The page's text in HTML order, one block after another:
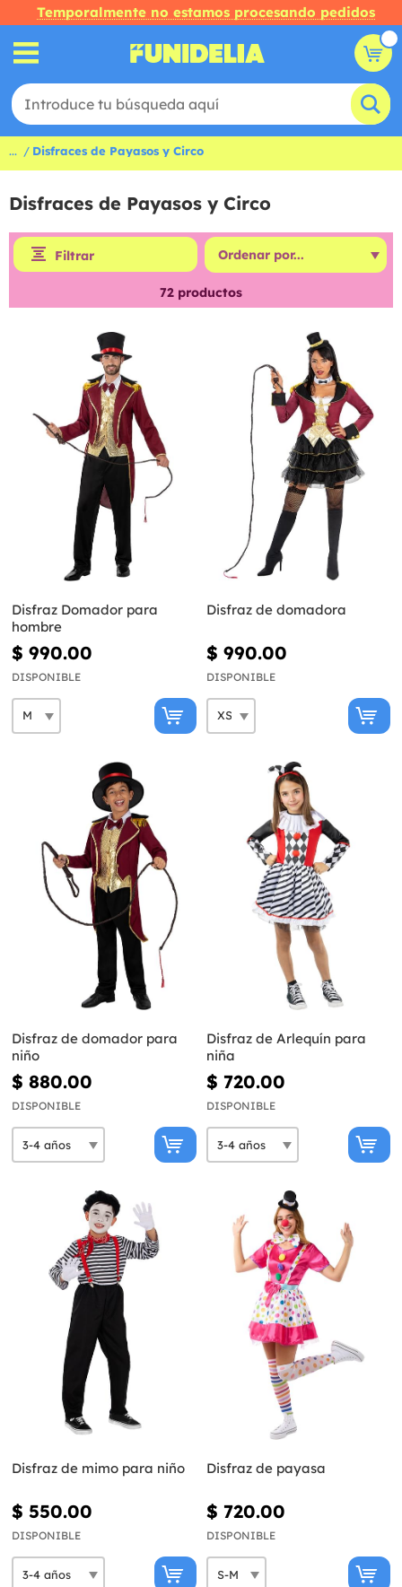
Temporalmente no estamos procesando pedidos
... Disfraces de Payasos y Circo
Disfraces de Payasos y Circo
Filtrar
72 productos
Disfraz Domador para
hombre
$ 990.00
DISPONIBLE
Disfraz de domadora
$ 990.00
DISPONIBLE
Disfraz de domador para
niño
$ 880.00
DISPONIBLE
Disfraz de Arlequín para
niña
$ 720.00
DISPONIBLE
Disfraz de mimo para niño
$ 550.00
DISPONIBLE
Disfraz de payasa
$ 720.00
DISPONIBLE